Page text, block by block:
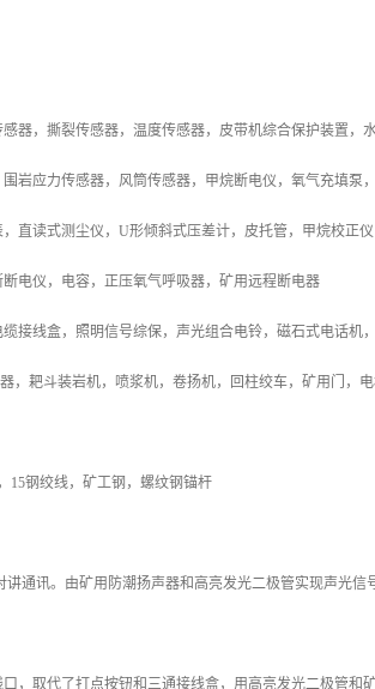
器，撕裂传感器，温度传感器，皮带机综合保护装置，
岩应力传感器，风筒传感器，甲烷断电仪，氧气充填泵
直读式测尘仪，U形倾斜式压差计，皮托管，甲烷校正
电仪，电容，正压氧气呼吸器，矿用远程断电器
接线盒，照明信号综保，声光组合电铃，磁石式电话机
耙斗装岩机，喷浆机，卷扬机，回柱绞车，矿用门，
15钢绞线，矿工钢，螺纹钢锚杆
通讯。由矿用防潮扬声器和高亮发光二极管实现声光信
，取代了打点按钮和三通接线盒，用高亮发光二极管和